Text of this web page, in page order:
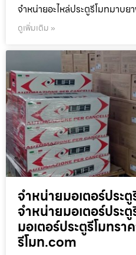
จำหน่ายอะไหล่ประตูรีโมทมาบ
ดูเพิ่มเติม »
จำหน่ายมอเตอร์ประ
จำหน่ายมอเตอร์ประ
มอเตอร์ประตูรีโมทรา
รีโมท.com